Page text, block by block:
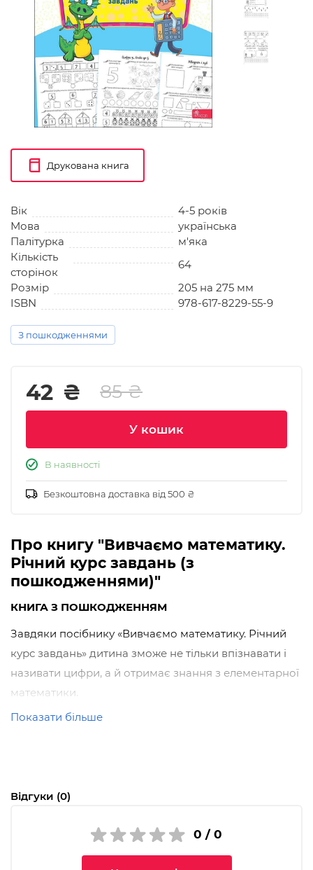
Друкована книга
Вік
4-5 років
Мова
українська
Палітурка
м'яка
Кількість
сторінок
64
Розмір
205 на 275 мм
ISBN
978-617-8229-55-9
З пошкодженнями
42 ₴ 85 ₴
У кошик
В наявності
Безкоштовна доставка від 500 ₴
Про книгу "Вивчаємо математику.
Річний курс завдань (з
пошкодженнями)"
КНИГА З ПОШКОДЖЕННЯМ
Завдяки посібнику «Вивчаємо математику. Річний
курс завдань» дитина зможе не тільки впізнавати і
називати цифри, а й отримає знання з елементарної
математики.
А саме:
отримає початкові уявлення про склад числа,
орієнтацію у просторі, поняття «один — багато»,
«широкий — вузький» тощо,
геометричні фігури.
Показати більше
Відгуки (0)
0 / 0